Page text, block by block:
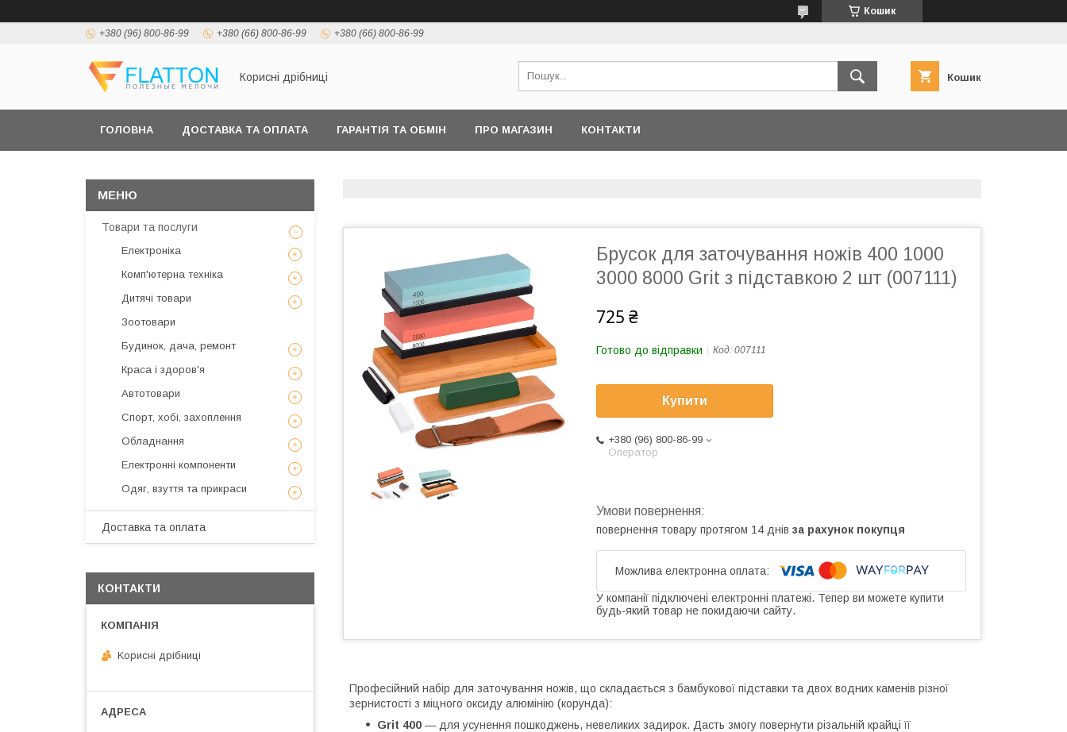
Кошик
+380 (96) 800-86-99 +380 (66) 800-86-99 +380 (66) 800-86-99
Корисні дрібниці Кошик
ГОЛОВНА ДОСТАВКА ТА ОПЛАТА ГАРАНТІЯ ТА ОБМІН ПРО МАГАЗИН КОНТАКТИ
Брусок для заточування ножів 400 1000
3000 8000 Grit з підставкою 2 шт (007111)
725 ₴
Готово до відправки Код: 007111
Купити
+380 (96) 800-86-99
Оператор
повернення товару протягом 14 днів за рахунок покупця
У компанії підключені електронні платежі. Тепер ви можете купити
будь-який товар не покидаючи сайту.
Професійний набір для заточування ножів, що складається з бамбукової підставки та двох водних каменів різної
зернистості з міцного оксиду алюмінію (корунда):
Grit 400 — для усунення пошкоджень, невеликих задирок. Дасть змогу повернути різальній крайці її
Товари та послуги
Електроніка
Комп'ютерна техніка
Дитячі товари
Зоотовари
Будинок, дача, ремонт
Краса і здоров'я
Автотовари
Спорт, хобі, захоплення
Обладнання
Електронні компоненти
Одяг, взуття та прикраси
Доставка та оплата
КОНТАКТИ
Kорисні дрібниці